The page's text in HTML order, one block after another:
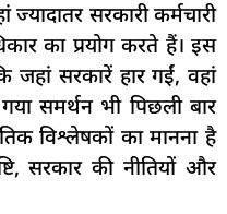
सरकारी कर्मचारी
का प्रयोग करते हैं। इस
जहां सरकारें हार गईं, वहां
समर्थन भी पिछली बार
विश्लेषकों का मानना है
सरकार की नीतियों और